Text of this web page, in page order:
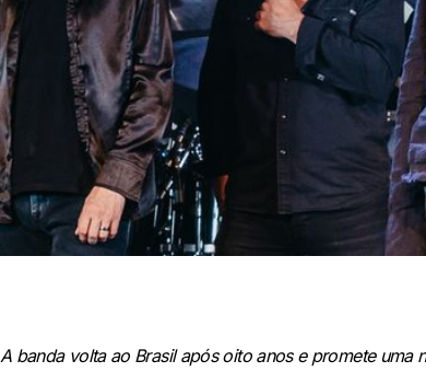
A banda volta ao Brasil após oito anos e promete uma